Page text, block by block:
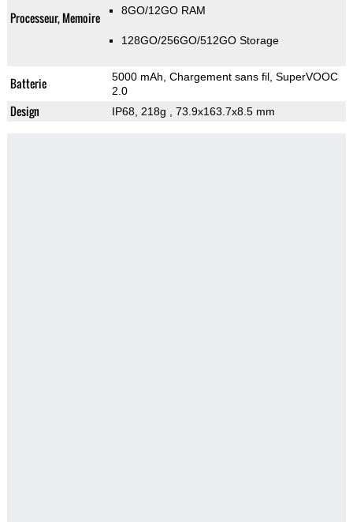
Processeur, Memoire 8GO/12GO RAM
128GO/256GO/512GO Storage
Batterie
5000 mAh, Chargement sans fil, SuperVOOC
2.0
Design IP68, 218g , 73.9x163.7x8.5 mm